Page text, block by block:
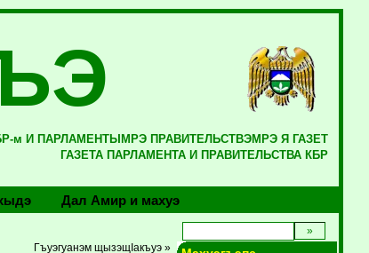
м И ПАРЛАМЕНТЫМРЭ ПРАВИТЕЛЬСТВЭМРЭ Я ГАЗЕТ
ГАЗЕТА ПАРЛАМЕНТА И ПРАВИТЕЛЬСТВА КБР
Дал Амир и махуэ
Гъуэгуанэм щызэщIакъуэ »